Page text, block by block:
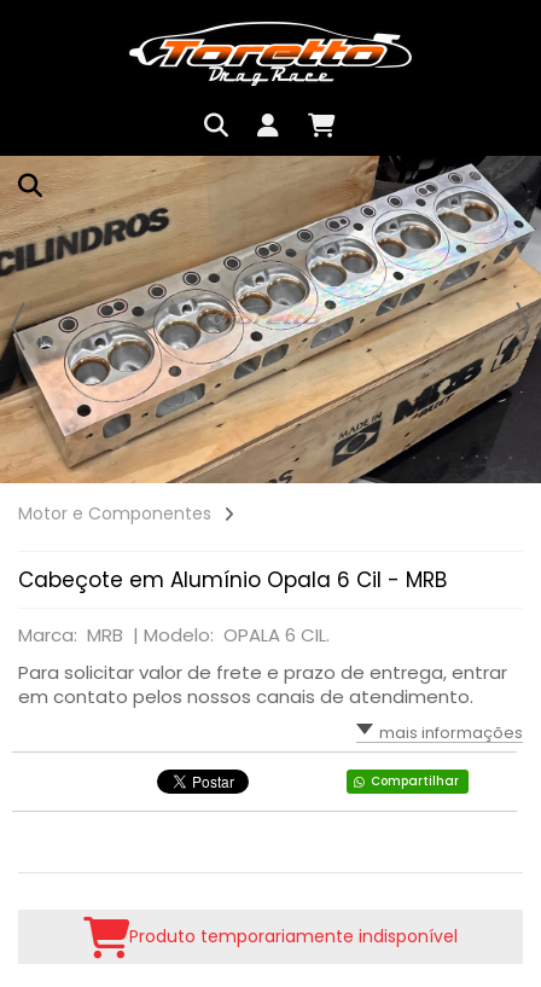
Motor e Componentes
Cabeçote em Alumínio Opala 6 Cil - MRB
Marca: MRB | Modelo: OPALA 6 CIL.
Para solicitar valor de frete e prazo de entrega, entrar
em contato pelos nossos canais de atendimento.
mais informações
Compartilhar
Produto temporariamente indisponível